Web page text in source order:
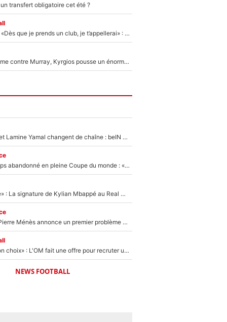
transfert obligatoire cet été ?
Mercato - OM - «Dès que je prends un club, je t’appellerai» : La promesse de Marcelino au moment de claquer la porte
Victime de racisme contre Murray, Kyrgios pousse un énorme coup de gueule !
Kylian Mbappé et Lamine Yamal changent de chaîne : beIN SPORTS ne digère pas cette décision historique et prédit un fiasco pour la Liga
Didier Deschamps abandonné en pleine Coupe du monde : «La FFF était déjà passée à Zinedine Zidane»
«C'est une fierté» : La signature de Kylian Mbappé au Real Madrid continue de régaler l'Espagne
Michael Olise : Pierre Ménès annonce un premier problème pour Zinedine Zidane en équipe de France
«C’est un très bon choix» : L'OM fait une offre pour recruter un ancien joueur du PSG... et c'est validé dans l'After Foot !
NEWS FOOTBALL